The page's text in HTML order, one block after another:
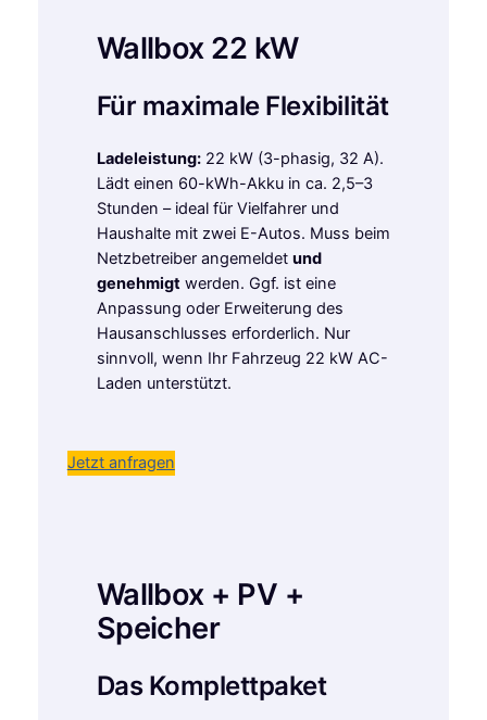
Wallbox 22 kW
Für maximale Flexibilität
Ladeleistung:22 kW (3-phasig, 32 A).
Lädt einen 60-kWh-Akku in ca. 2,5–3
Stunden – ideal für Vielfahrer und
Haushalte mit zwei E-Autos. Muss beim
Netzbetreiber angemeldet und
genehmigtwerden. Ggf. ist eine
Anpassung oder Erweiterung des
Hausanschlusses erforderlich. Nur
sinnvoll, wenn Ihr Fahrzeug 22 kW AC-
Laden unterstützt.
Jetzt anfragen
Wallbox + PV +
Speicher
Das Komplettpaket